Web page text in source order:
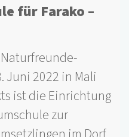
für Farako –
Juni 2022 in Mali
ist die Einrichtung
zur